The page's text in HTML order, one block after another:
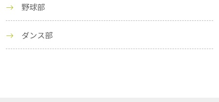
野球部
ダンス部